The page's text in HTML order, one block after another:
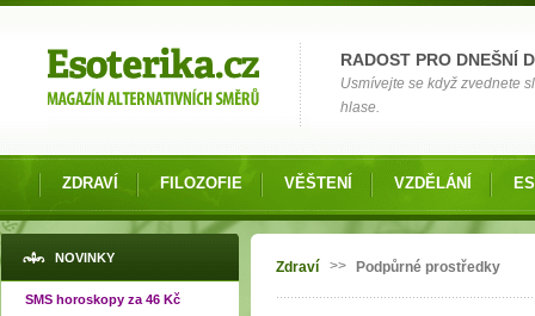
RADOST PRO DNEŠNÍ
Usmívejte se když zvednete
hlase.
ZDRAVÍ FILOZOFIE VĚŠTENÍ VZDĚLÁNÍ
NOVINKY
SMS horoskopy za 46 Kč
Jste zde
Zdraví >> Podpůrné prostředky